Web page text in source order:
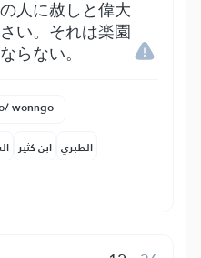
人に赦しと偉大
い。それは楽園
らない。
gonŋo/ wonngo
ابن كثير الطبري